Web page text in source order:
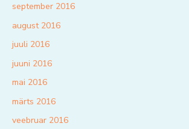
september 2016
august 2016
juuli 2016
juuni 2016
mai 2016
märts 2016
veebruar 2016